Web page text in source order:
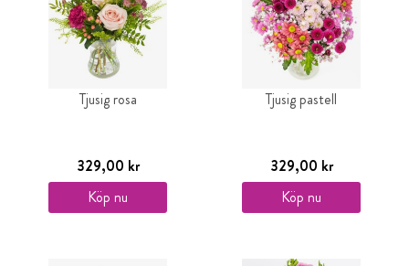
Tjusig rosa
329,00 kr
Köp nu
Tjusig pastell
329,00 kr
Köp nu